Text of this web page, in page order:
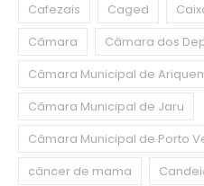
Cafezais
Caged
Câmara
Câmara dos
Câmara Municipal de
Câmara Municipal de Jaru
Câmara Municipal de Porto
câncer de mama